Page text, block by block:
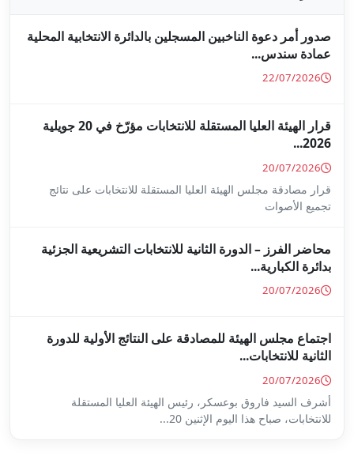
بالدائرة الانتخابية المحلية
قرار الهيئة العليا المستقلة للانتخابات مؤرّخ في 20 جويلية
المستقلة للانتخابات على نتائج
للانتخابات التشريعية الجزئية
على النتائج الأولية للدورة
الهيئة العليا المستقلة